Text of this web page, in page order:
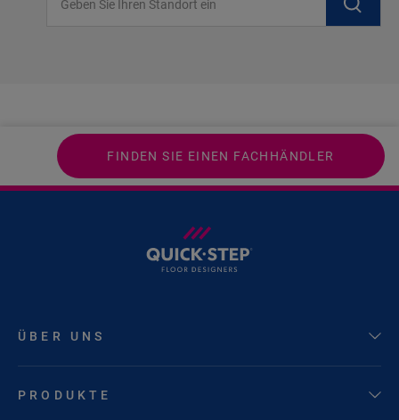
FINDEN SIE EINEN FACHHÄNDLER
ÜBER UNS
PRODUKTE